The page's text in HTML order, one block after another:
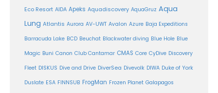
Eco Resort AIDA Apeks Aquadiscovery AquaGruz Aqua
Lung Atlantis Aurora AV-UWT Avalon Azure Baja Expeditions
Barracuda Lake BCD Beuchat Blackwater diving Blue Hole Blue
Magic Buni Canon Club Cantamar CMAS Core CyDive Discovery
Fleet DISKUS Dive and Drive DiverSea Divevolk DIWA Duke of York
Duslate ESA FINNSUB FrogMan Frozen Planet Galapagos